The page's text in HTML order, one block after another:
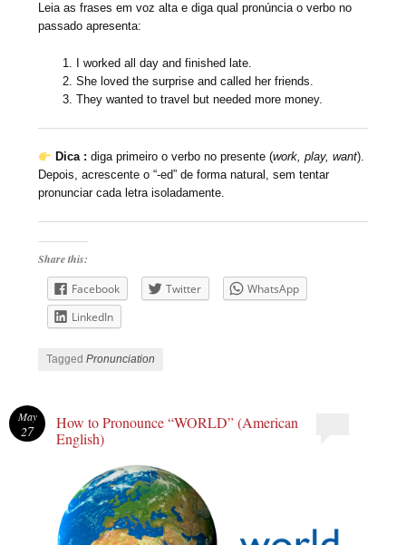
Leia as frases em voz alta e diga qual pronúncia o verbo no
passado apresenta:
I worked all day and finished late.
She loved the surprise and called her friends.
They wanted to travel but needed more money.
Dica : diga primeiro o verbo no presente (work, play, want).
Depois, acrescente o “-ed” de forma natural, sem tentar
pronunciar cada letra isoladamente.
Share this:
Facebook
Twitter
WhatsApp
LinkedIn
TaggedPronunciation
How to Pronounce “WORLD” (American
English)
May
27